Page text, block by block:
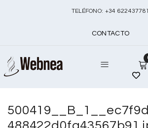
TELÉFONO: +34 622437781
CONTACTO